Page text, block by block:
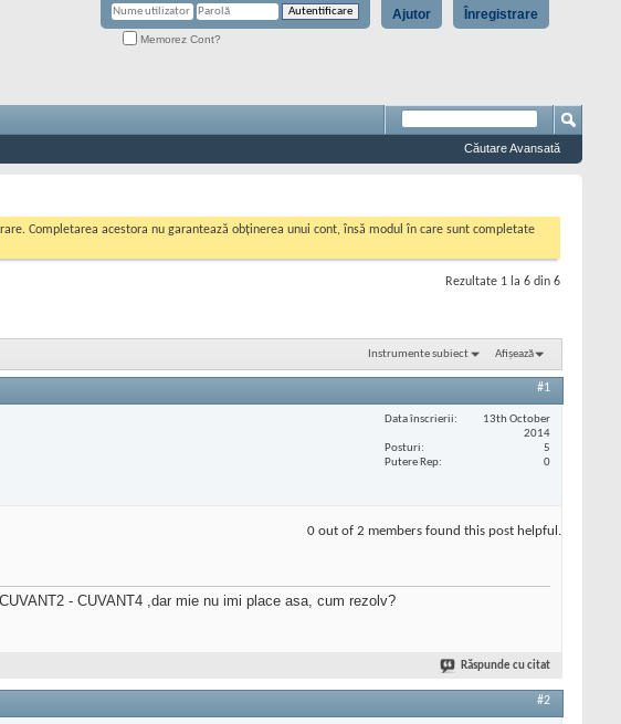
Înregistrare
Ajutor
Memorez Cont?
Căutare Avansată
Completarea acestora nu garantează obținerea unui cont, însă modul în care sunt completate
Rezultate 1 la 6 din 6
Instrumente subiect Afișează
#1
Data înscrierii
13th October
2014
Posturi
5
Putere Rep
0
0 out of 2 members found this post helpful.
- CUVANT4 ,dar mie nu imi place asa, cum rezolv?
Răspunde cu citat
#2